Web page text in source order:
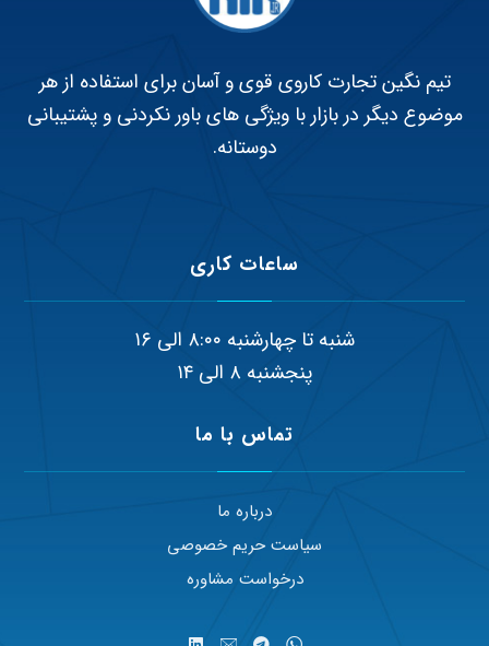
تیم نگین تجارت کاروی قوی و آسان برای استفاده از هر
موضوع دیگر در بازار با ویژگی های باور نکردنی و پشتیبانی
دوستانه.
ساعات کاری
شنبه تا چهارشنبه ۸:۰۰ الی ۱۶
پنجشنبه ۸ الی ۱۴
تماس با ما
درباره ما
سیاست حریم خصوصی
درخواست مشاوره